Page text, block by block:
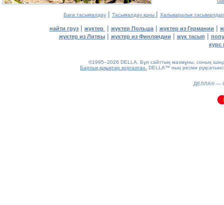
Баға тасымалдау | Тасымалдау құны | Халықаралық
найти груз | жүктер | жүктер Польша | жүктер из Германии |
жүктер из Литвы| жүктер из Финляндии | жүк тасып |
курс
©1995–2026 DELLA. Бұл сайттың мазмұны, соның
Барлық құқықтар қорғалған.
DELLA™ ның ресми
ДЕЛЛА® —